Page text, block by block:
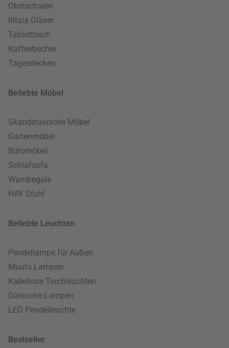
Obstschalen
Iittala Gläser
Tabletttisch
Kaffeebecher
Tagesdecken
Beliebte Möbel
Skandinavische Möbel
Gartenmöbel
Büromöbel
Schlafsofa
Wandregale
HAY Stuhl
Beliebte Leuchten
Pendellampe für Außen
Muuto Lampen
Kabellose Tischleuchten
Dänische Lampen
LED Pendelleuchte
Bestseller